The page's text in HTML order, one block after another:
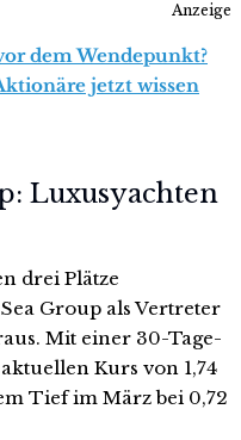
Anzeige
dem Wendepunkt?
jetzt wissen
Luxusyachten
drei Plätze
Group als Vertreter
Mit einer 30-Tage-
Kurs von 1,74
Tief im März bei 0,72